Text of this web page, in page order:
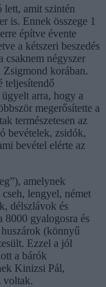
lett, amit szintén
is. Ennek összege 1
építve évente
a kétszeri beszedés
csaknem négyszer
korában.
teljesítendő
arra, hogy a
megerősítette a
természetesen az
bevételek, zsidók,
bevétel elérte az
amelynek
lengyel, német
délszlávok és
8000 gyalogosra és
(könnyű
Ezzel a jól
a bárók
Kinizsi Pál,
voltak.